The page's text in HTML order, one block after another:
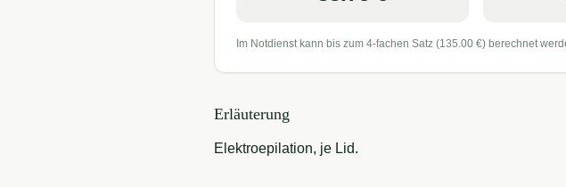
Im Notdienst kann bis zum 4-fachen Satz (135.00 €) berechnet
Erläuterung
Elektroepilation, je Lid.